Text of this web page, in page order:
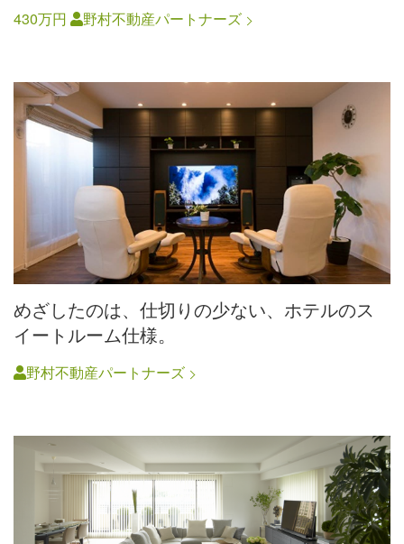
430万円 野村不動産パートナーズ
めざしたのは、仕切りの少ない、ホテルのス
イートルーム仕様。
野村不動産パートナーズ